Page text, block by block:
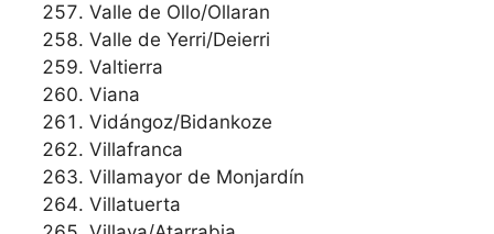
Valle de Ollo/Ollaran
Valle de Yerri/Deierri
Valtierra
Viana
Vidángoz/Bidankoze
Villafranca
Villamayor de Monjardín
Villatuerta